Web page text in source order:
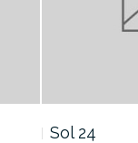
Sol 24